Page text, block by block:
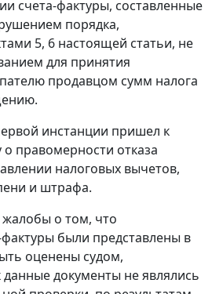
счета-фактуры, составленные
порядка,
5, 6 настоящей статьи, не
для принятия
продавцом сумм налога
инстанции пришел к
правомерности отказа
налоговых вычетов,
и штрафа.
о том, что
были представлены в
оценены судом,
данные документы не являлись